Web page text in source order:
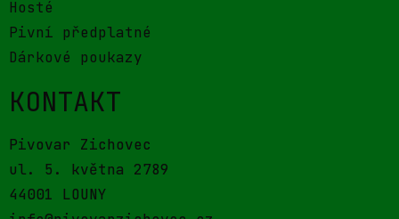
Hosté
Pivní předplatné
Dárkové poukazy
KONTAKT
Pivovar Zichovec
ul. 5. května 2789
44001 LOUNY